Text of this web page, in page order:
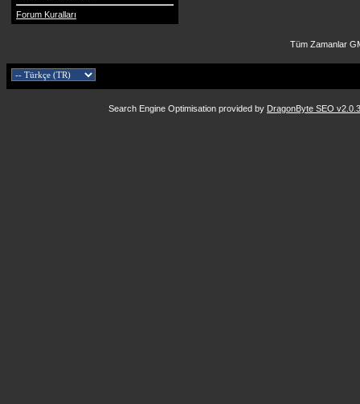
Forum Kuralları
Tüm Zamanlar
Search Engine Optimisation provided by DragonByte SEO